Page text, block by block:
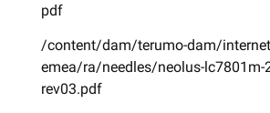
pdf
/content/dam/terumo-dam/
emea/ra/needles/neolus-lc7801m-
rev03.pdf